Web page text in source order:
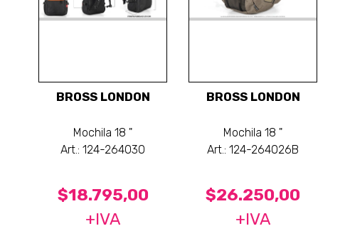
BROSS LONDON
Mochila 18 "
Art.: 124-264030
$18.795,00
+IVA
BROSS LONDON
Mochila 18 "
Art.: 124-264026B
$26.250,00
+IVA